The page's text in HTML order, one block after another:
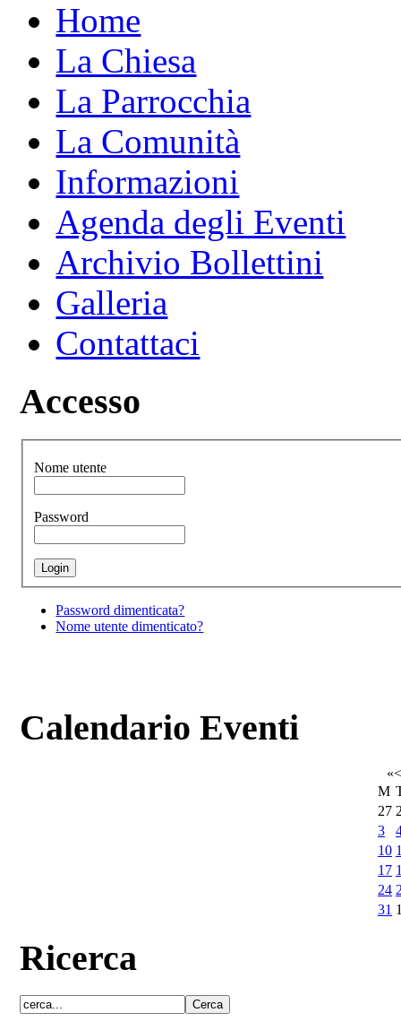
Home
La Chiesa
La Parrocchia
La Comunità
Informazioni
Agenda degli Eventi
Archivio Bollettini
Galleria
Contattaci
Accesso
Nome utente
Password
Password dimenticata?
Nome utente dimenticato?
Calendario Eventi
«<
M
27
3
10
17
24
31
Ricerca